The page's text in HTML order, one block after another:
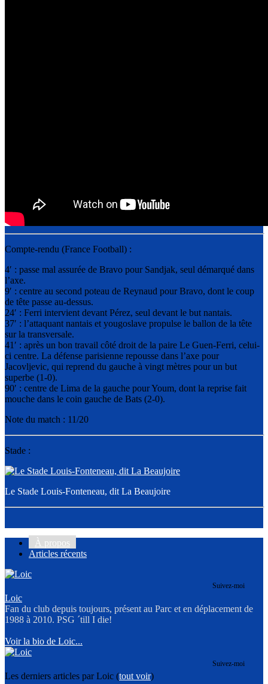
Compte-rendu (France Football) :
4′ : passe mal assurée de Bravo pour Sandjak, seul démarqué dans
l’axe.
9′ : centre au second poteau de Reynaud pour Bravo, dont le coup
de tête passe au-dessus.
24′ : Ferri intervient devant Pérez, seul devant le but nantais.
37′ : l’attaquant nantais et yougoslave propulse le ballon de la tête
sur la transversale.
41′ : après un bon travail côté droit de la paire Le Guen-Ferri, celui-
ci centre. La défense parisienne repousse dans l’axe pour
Jacovljevic, qui reprend du gauche à vingt mètres pour un but
superbe (1-0).
90′ : centre de Lima de la gauche pour Youm, dont la reprise fait
mouche dans le coin gauche de Bats (2-0).
Note du match : 11/20
Stade :
Le Stade Louis-Fonteneau, dit La Beaujoire
À propos
Articles récents
Suivez-moi
Loic
Fan du club depuis toujours, présent au Parc et en déplacement de
1988 à 2010. PSG ´till I die!
Voir la bio de Loic...
Suivez-moi
Les derniers articles par Loic (tout voir)